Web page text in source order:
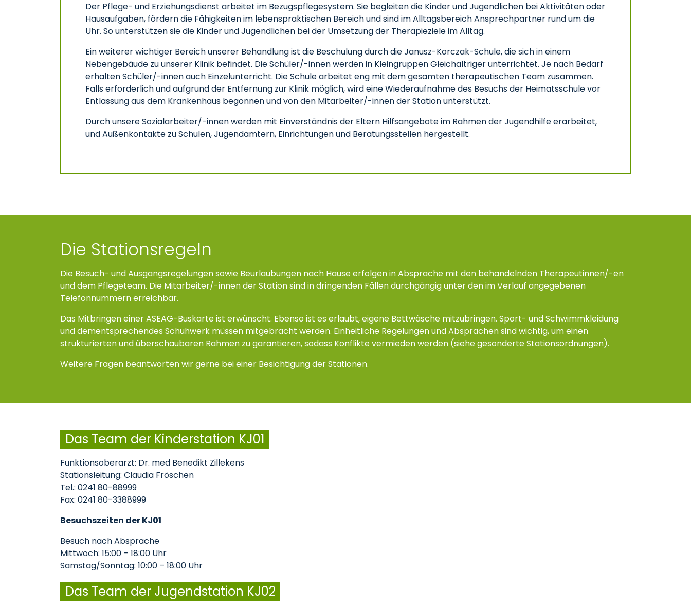
Der Pflege- und Erziehungsdienst arbeitet im Bezugspflegesystem. Sie begleiten die Kinder und Jugendlichen bei Aktivitäten oder
Hausaufgaben, fördern die Fähigkeiten im lebenspraktischen Bereich und sind im Alltagsbereich Ansprechpartner rund um die
Uhr. So unterstützen sie die Kinder und Jugendlichen bei der Umsetzung der Therapieziele im Alltag.
Ein weiterer wichtiger Bereich unserer Behandlung ist die Beschulung durch die Janusz-Korczak-Schule, die sich in einem
Nebengebäude zu unserer Klinik befindet. Die Schüler/-innen werden in Kleingruppen Gleichaltriger unterrichtet. Je nach Bedarf
erhalten Schüler/-innen auch Einzelunterricht. Die Schule arbeitet eng mit dem gesamten therapeutischen Team zusammen.
Falls erforderlich und aufgrund der Entfernung zur Klinik möglich, wird eine Wiederaufnahme des Besuchs der Heimatsschule vor
Entlassung aus dem Krankenhaus begonnen und von den Mitarbeiter/-innen der Station unterstützt.
Durch unsere Sozialarbeiter/-innen werden mit Einverständnis der Eltern Hilfsangebote im Rahmen der Jugendhilfe erarbeitet,
und Außenkontakte zu Schulen, Jugendämtern, Einrichtungen und Beratungsstellen hergestellt.
Die Stationsregeln
Die Besuch- und Ausgangsregelungen sowie Beurlaubungen nach Hause erfolgen in Absprache mit den behandelnden Therapeutinnen/-en
und dem Pflegeteam. Die Mitarbeiter/-innen der Station sind in dringenden Fällen durchgängig unter den im Verlauf angegebenen
Telefonnummern erreichbar.
Das Mitbringen einer ASEAG-Buskarte ist erwünscht. Ebenso ist es erlaubt, eigene Bettwäsche mitzubringen. Sport- und Schwimmkleidung
und dementsprechendes Schuhwerk müssen mitgebracht werden. Einheitliche Regelungen und Absprachen sind wichtig, um einen
strukturierten und überschaubaren Rahmen zu garantieren, sodass Konflikte vermieden werden (siehe gesonderte Stationsordnungen).
Weitere Fragen beantworten wir gerne bei einer Besichtigung der Stationen.
Das Team der Kinderstation KJ01
Funktionsoberarzt: Dr. med Benedikt Zillekens
Stationsleitung: Claudia Fröschen
Tel.: 0241 80-88999
Fax: 0241 80-3388999
Besuchszeiten der KJ01
Besuch nach Absprache
Mittwoch: 15:00 – 18:00 Uhr
Samstag/Sonntag: 10:00 – 18:00 Uhr
Das Team der Jugendstation KJ02